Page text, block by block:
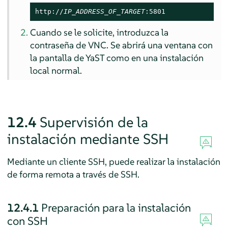
http:// IP_ADDRESS_OF_TARGET:5801
Cuando se le solicite, introduzca la
contraseña de VNC. Se abrirá una ventana con
la pantalla de YaST como en una instalación
local normal.
12.4 Supervisión de la
instalación mediante SSH
Mediante un cliente SSH, puede realizar la instalación
de forma remota a través de SSH.
12.4.1 Preparación para la instalación
con SSH